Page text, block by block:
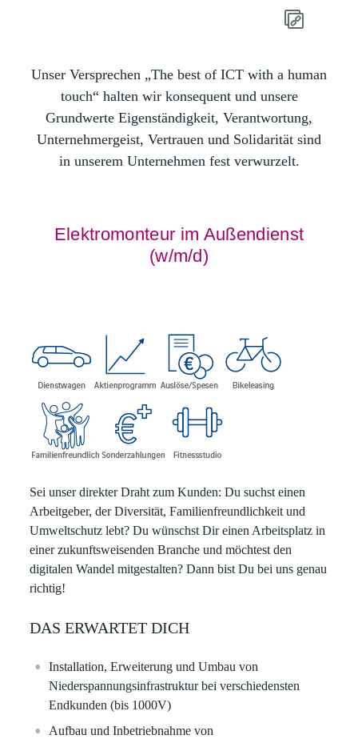
Unser Versprechen „The best of ICT with a human
touch“ halten wir konsequent und unsere
Grundwerte Eigenständigkeit, Verantwortung,
Unternehmergeist, Vertrauen und Solidarität sind
in unserem Unternehmen fest verwurzelt.
Elektromonteur im Außendienst
(w/m/d)
Sei unser direkter Draht zum Kunden: Du suchst einen
Arbeitgeber, der Diversität, Familienfreundlichkeit und
Umweltschutz lebt? Du wünschst Dir einen Arbeitsplatz in
einer zukunftsweisenden Branche und möchtest den
digitalen Wandel mitgestalten? Dann bist Du bei uns genau
richtig!
DAS ERWARTET DICH
Installation, Erweiterung und Umbau von
Niederspannungsinfrastruktur bei verschiedensten
Endkunden (bis 1000V)
Aufbau und Inbetriebnahme von